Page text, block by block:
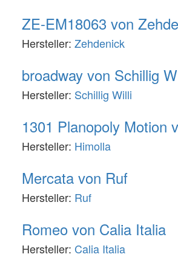
ZE-EM18063 von
Hersteller: Zehdenick
broadway von Schillig
Hersteller: Schillig Willi
1301 Planopoly Motion
Hersteller: Himolla
Mercata von Ruf
Hersteller: Ruf
Romeo von Calia Italia
Hersteller: Calia Italia